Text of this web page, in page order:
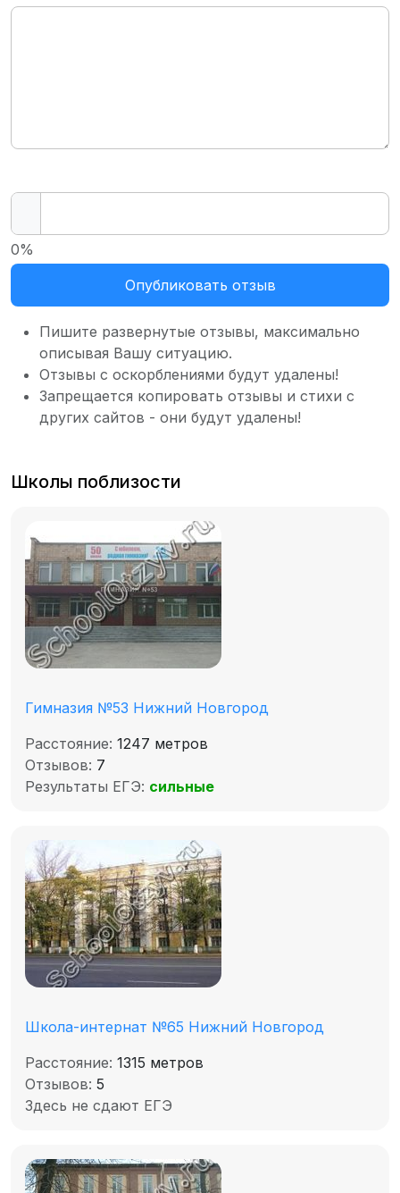
Опубликовать отзыв
0%
Пишите развернутые отзывы, максимально
описывая Вашу ситуацию.
Отзывы с оскорблениями будут удалены!
Запрещается копировать отзывы и стихи с
других сайтов - они будут удалены!
Школы поблизости
Гимназия №53 Нижний Новгород
Расстояние: 1247 метров
Отзывов: 7
Результаты ЕГЭ: сильные
Школа-интернат №65 Нижний Новгород
Расстояние: 1315 метров
Отзывов: 5
Здесь не сдают ЕГЭ